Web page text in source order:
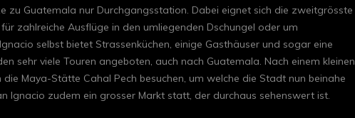
zu Guatemala nur Durchgangsstation. Dabei eignet sich die zweitgrösste
zahlreiche Ausflüge in den umliegenden Dschungel oder um
selbst bietet Strassenküchen, einige Gasthäuser und sogar eine
sehr viele Touren angeboten, auch nach Guatemala. Nach einem kleinen
Maya-Stätte Cahal Pech besuchen, um welche die Stadt nun beinahe
Ignacio zudem ein grosser Markt statt, der durchaus sehenswert ist.